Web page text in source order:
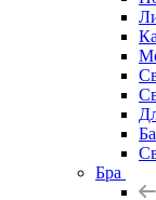
Бра